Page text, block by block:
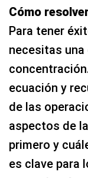
Cómo
Para tener
necesitas
ecuación y
de las
aspectos de
primero y
es clave para